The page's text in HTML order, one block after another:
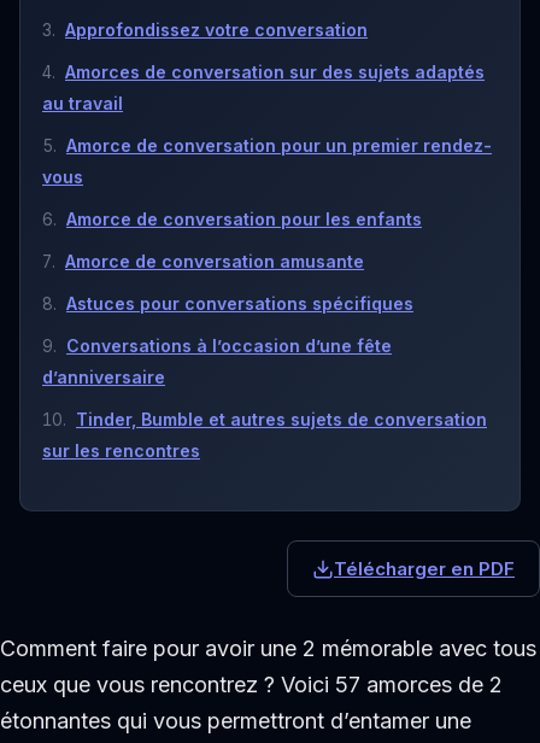
Approfondissez votre conversation
Amorces de conversation sur des sujets adaptés
au travail
Amorce de conversation pour un premier rendez-
vous
Amorce de conversation pour les enfants
Amorce de conversation amusante
Astuces pour conversations spécifiques
Conversations à l’occasion d’une fête
d’anniversaire
Tinder, Bumble et autres sujets de conversation
sur les rencontres
Télécharger en PDF
Comment faire pour avoir une 2 mémorable avec tous
ceux que vous rencontrez ? Voici 57 amorces de 2
étonnantes qui vous permettront d’entamer une